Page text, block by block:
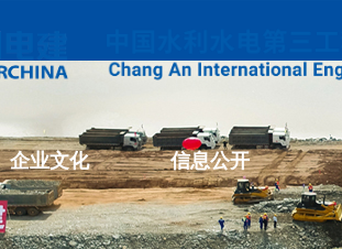
企业文化 信息公开